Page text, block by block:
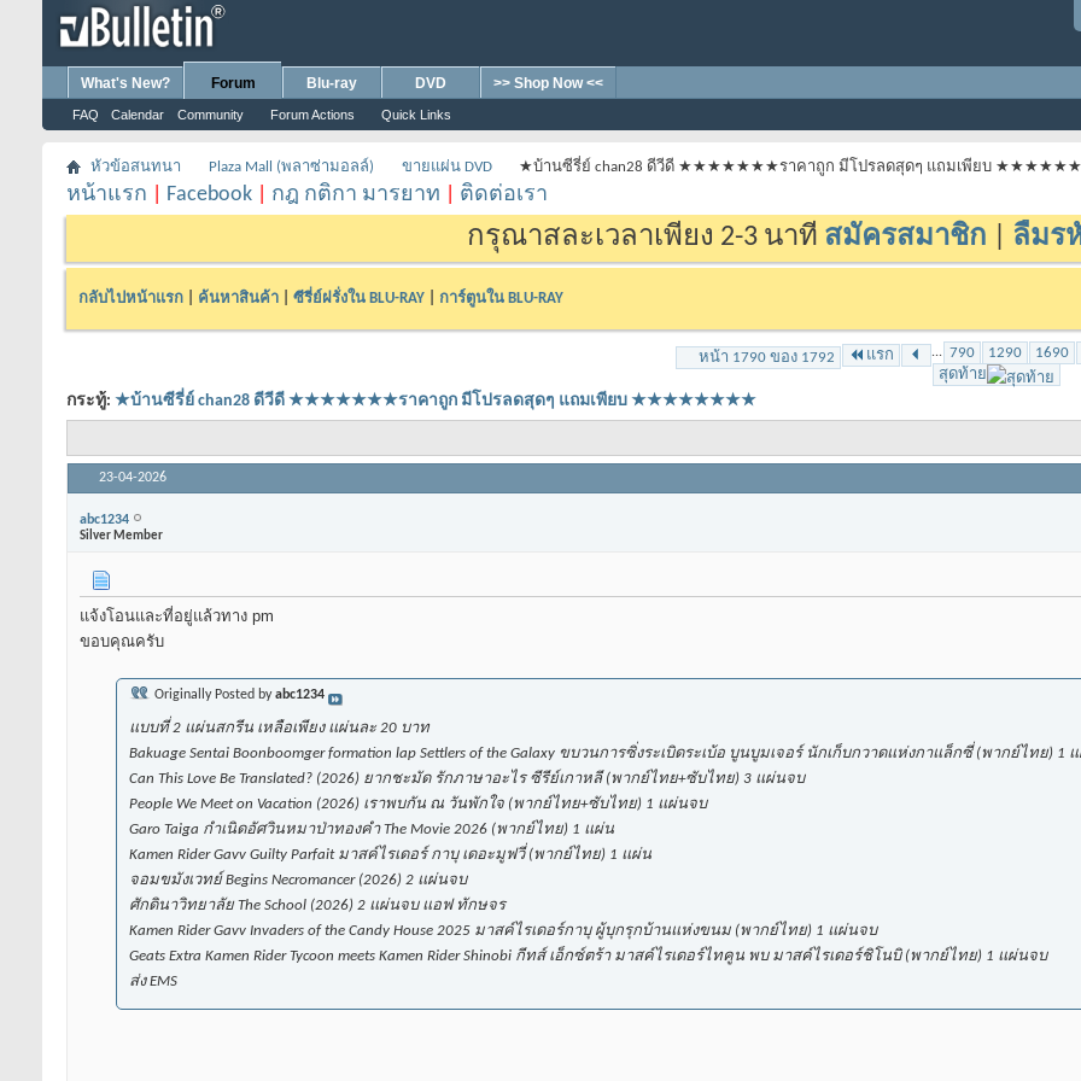
What's New? Forum
FAQ Calendar Community Forum Actions Quick Links
Blu-ray DVD >> Shop Now <<
หัวข้อสนทนา Plaza Mall (พลาซ่ามอลล์) ขายแผ่น DVD ★บ้านซีรี่ย์ chan28 ดีวีดี ★★★★★★★ราคาถูก มีโปรลดสุดๆ แถมเพียบ
หน้าแรก Facebook กฎ กติกา มารยาท ติดต่อเรา
กรุณาสละเวลาเพียง 2-3 นาที สมัครสมาชิก ลืมร
กลับไปหน้าแรก ค้นหาสินค้า ซีรี่ย์ฝรั่งใน BLU-RAY การ์ตูนใน BLU-RAY
หน้า 1790 ของ 1792 แรก ... 790 1290
1690
สุดท้าย
กระทู้: ★บ้านซีรี่ย์ chan28 ดีวีดี ★★★★★★★ราคาถูก มีโปรลดสุดๆ แถมเพียบ ★★★★★★★★
23-04-2026
abc1234
Silver Member
แจ้งโอนและที่อยู่แล้วทาง pm
ขอบคุณครับ
Originally Posted byabc1234
แบบที่ 2 แผ่นสกรีน เหลือเพียง แผ่นละ 20 บาท
Bakuage Sentai Boonboomger formation lap Settlers of the Galaxy ขบวนการซิ่งระเบิดระเบ้อ บูนบูมเจอร์ นักเก็บกวาดแห่งกาแล็กซี่ (พากย์ไทย) 1
Can This Love Be Translated? (2026) ยากชะมัด รักภาษาอะไร ซีรีย์เกาหลี (พากย์ไทย+ซับไทย) 3 แผ่นจบ
People We Meet on Vacation (2026) เราพบกัน ณ วันพักใจ (พากย์ไทย+ซับไทย) 1 แผ่นจบ
Garo Taiga กำเนิดอัศวินหมาป่าทองคำ The Movie 2026 (พากย์ไทย) 1 แผ่น
Kamen Rider Gavv Guilty Parfait มาสค์ไรเดอร์ กาบุ เดอะมูฟวี่ (พากย์ไทย) 1 แผ่น
จอมขมังเวทย์ Begins Necromancer (2026) 2 แผ่นจบ
ศักดินาวิทยาลัย The School (2026) 2 แผ่นจบ แอฟ ทักษจร
Kamen Rider Gavv Invaders of the Candy House 2025 มาสค์ไรเดอร์กาบุ ผู้บุกรุกบ้านแห่งขนม (พากย์ไทย) 1 แผ่นจบ
Geats Extra Kamen Rider Tycoon meets Kamen Rider Shinobi กีทส์ เอ็กซ์ตร้า มาสค์ไรเดอร์ไทคูน พบ มาสค์ไรเดอร์ชิโนบิ (พากย์ไทย) 1 แผ่นจบ
ส่ง EMS